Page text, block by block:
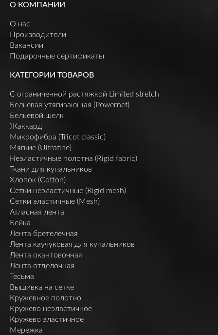
О КОМПАНИИ
О нас
Производители
Вакансии
Подарочные сертификаты
КАТЕГОРИИ ТОВАРОВ
C ограниченной растяжкой Limited stretch
Бельевая утягивающая (Powernet)
Бельевой шелк
Жаккард
Микрофибра (Tricot classic)
Мягкие (Ultrafine)
Неэластичные полотна (Rigid fabric)
Ткани для купальников
Хлопок (Cotton)
Сетки неэластичные (Rigid mesh)
Сетки эластичные (Mesh)
Атласная лента
Бейка
Лента бретелечная
Лента каучуковая для купальников
Лента окантовочная
Лента отделочная
Тесьма
Вышивка на сетке
Кружевное полотно
Кружево неэластичное
Кружево эластичное
Мережка